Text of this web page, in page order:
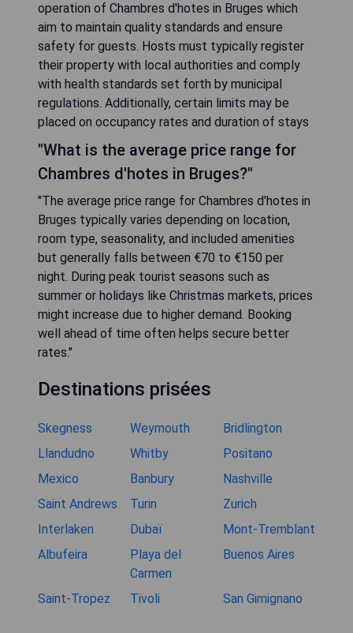
operation of Chambres d'hotes in Bruges which
aim to maintain quality standards and ensure
safety for guests. Hosts must typically register
their property with local authorities and comply
with health standards set forth by municipal
regulations. Additionally, certain limits may be
placed on occupancy rates and duration of stays
"What is the average price range for
Chambres d'hotes in Bruges?"
"The average price range for Chambres d'hotes in
Bruges typically varies depending on location,
room type, seasonality, and included amenities
but generally falls between €70 to €150 per
night. During peak tourist seasons such as
summer or holidays like Christmas markets, prices
might increase due to higher demand. Booking
well ahead of time often helps secure better
rates."
Destinations prisées
Skegness Weymouth
Bridlington
Llandudno
Whitby
Positano
Mexico
Banbury
Nashville
Saint Andrews
Turin
Zurich
Interlaken
Dubaï
Mont-Tremblant
Albufeira
Playa del
Carmen
Buenos Aires
Saint-Tropez Tivoli San Gimignano